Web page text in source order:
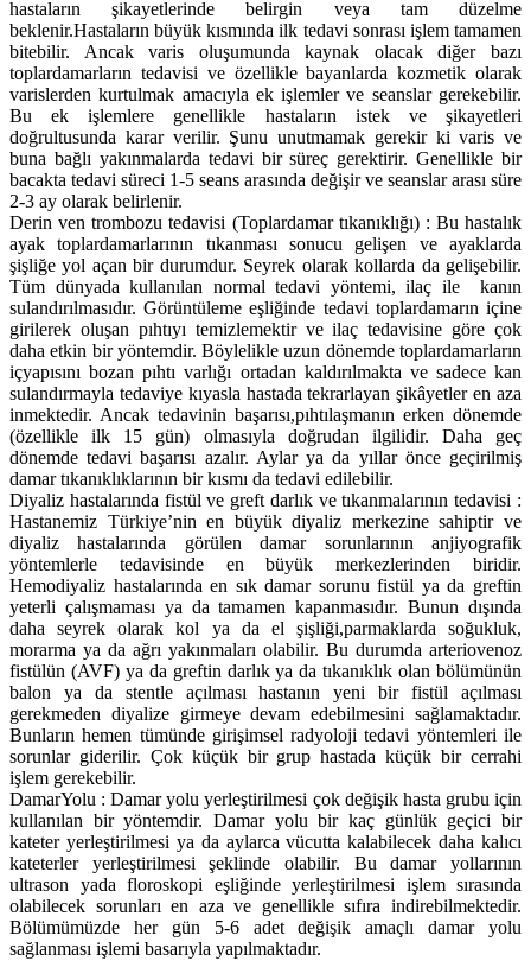
hastaların şikayetlerinde belirgin veya tam düzelme
beklenir.Hastaların büyük kısmında ilk tedavi sonrası işlem tamamen
bitebilir. Ancak varis oluşumunda kaynak olacak diğer bazı
toplardamarların tedavisi ve özellikle bayanlarda kozmetik olarak
varislerden kurtulmak amacıyla ek işlemler ve seanslar gerekebilir.
Bu ek işlemlere genellikle hastaların istek ve şikayetleri
doğrultusunda karar verilir. Şunu unutmamak gerekir ki varis ve
buna bağlı yakınmalarda tedavi bir süreç gerektirir. Genellikle bir
bacakta tedavi süreci 1-5 seans arasında değişir ve seanslar arası süre
2-3 ay olarak belirlenir.
Derin ven trombozu tedavisi (Toplardamar tıkanıklığı) : Bu hastalık
ayak toplardamarlarının tıkanması sonucu gelişen ve ayaklarda
şişliğe yol açan bir durumdur. Seyrek olarak kollarda da gelişebilir.
Tüm dünyada kullanılan normal tedavi yöntemi, ilaç ile kanın
sulandırılmasıdır. Görüntüleme eşliğinde tedavi toplardamarın içine
girilerek oluşan pıhtıyı temizlemektir ve ilaç tedavisine göre çok
daha etkin bir yöntemdir. Böylelikle uzun dönemde toplardamarların
içyapısını bozan pıhtı varlığı ortadan kaldırılmakta ve sadece kan
sulandırmayla tedaviye kıyasla hastada tekrarlayan şikâyetler en aza
inmektedir. Ancak tedavinin başarısı,pıhtılaşmanın erken dönemde
(özellikle ilk 15 gün) olmasıyla doğrudan ilgilidir. Daha geç
dönemde tedavi başarısı azalır. Aylar ya da yıllar önce geçirilmiş
damar tıkanıklıklarının bir kısmı da tedavi edilebilir.
Diyaliz hastalarında fistül ve greft darlık ve tıkanmalarının tedavisi :
Hastanemiz Türkiye’nin en büyük diyaliz merkezine sahiptir ve
diyaliz hastalarında görülen damar sorunlarının anjiyografik
yöntemlerle tedavisinde en büyük merkezlerinden biridir.
Hemodiyaliz hastalarında en sık damar sorunu fistül ya da greftin
yeterli çalışmaması ya da tamamen kapanmasıdır. Bunun dışında
daha seyrek olarak kol ya da el şişliği,parmaklarda soğukluk,
morarma ya da ağrı yakınmaları olabilir. Bu durumda arteriovenoz
fistülün (AVF) ya da greftin darlık ya da tıkanıklık olan bölümünün
balon ya da stentle açılması hastanın yeni bir fistül açılması
gerekmeden diyalize girmeye devam edebilmesini sağlamaktadır.
Bunların hemen tümünde girişimsel radyoloji tedavi yöntemleri ile
sorunlar giderilir. Çok küçük bir grup hastada küçük bir cerrahi
işlem gerekebilir.
DamarYolu : Damar yolu yerleştirilmesi çok değişik hasta grubu için
kullanılan bir yöntemdir. Damar yolu bir kaç günlük geçici bir
kateter yerleştirilmesi ya da aylarca vücutta kalabilecek daha kalıcı
kateterler yerleştirilmesi şeklinde olabilir. Bu damar yollarının
ultrason yada floroskopi eşliğinde yerleştirilmesi işlem sırasında
olabilecek sorunları en aza ve genellikle sıfıra indirebilmektedir.
Bölümümüzde her gün 5-6 adet değişik amaçlı damar yolu
sağlanması işlemi basarıyla yapılmaktadır.